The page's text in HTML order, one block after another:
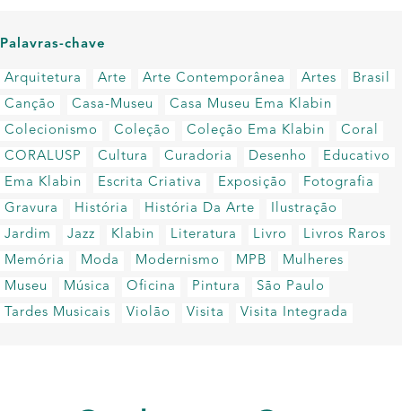
Palavras-chave
Arquitetura Arte Arte Contemporânea Artes
Brasil
Canção
Casa-Museu
Casa Museu Ema Klabin
Colecionismo
Coleção Coleção Ema Klabin
Coral
CORALUSP
Cultura Curadoria Desenho
Educativo
Ema Klabin
Escrita Criativa Exposição
Fotografia
Gravura
História História Da Arte
Ilustração
Jardim
Jazz Klabin Literatura Livro
Livros Raros
Memória
Moda Modernismo MPB
Mulheres
Museu
Música Oficina Pintura
São Paulo
Tardes Musicais
Violão Visita Visita Integrada